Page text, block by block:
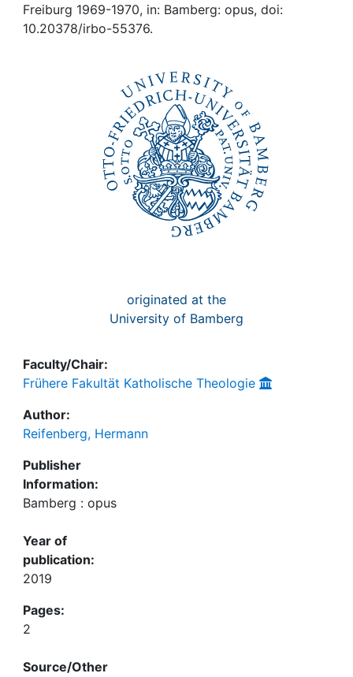
Freiburg 1969-1970, in: Bamberg: opus, doi:
10.20378/irbo-55376.
originated at the
University of Bamberg
Faculty/Chair:
Frühere Fakultät Katholische Theologie
Author:
Reifenberg, Hermann
Publisher
Information:
Bamberg : opus
Year of
publication:
2019
Pages:
2
Source/Other